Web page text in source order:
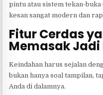
pintu atau sistem tekan-buka
kesan sangat modern dan
Fitur Cerdas
Memasak Jadi
Keindahan harus sejalan
bukan hanya soal tampilan,
Anda di dalamnya.